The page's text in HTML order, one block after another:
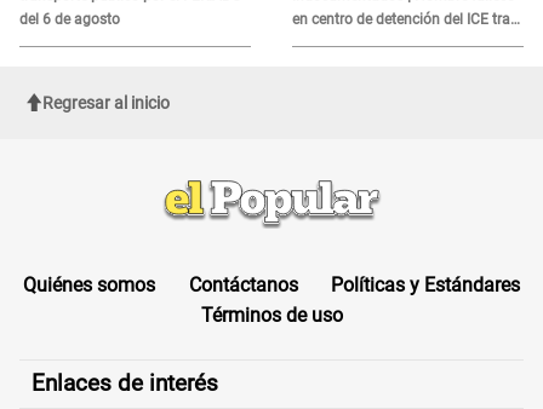
del 6 de agosto
en centro de detención del ICE tras
sufrir una "emergencia médica"
Regresar al inicio
Quiénes somos Contáctanos
Políticas y Estándares
Términos de uso
Enlaces de interés